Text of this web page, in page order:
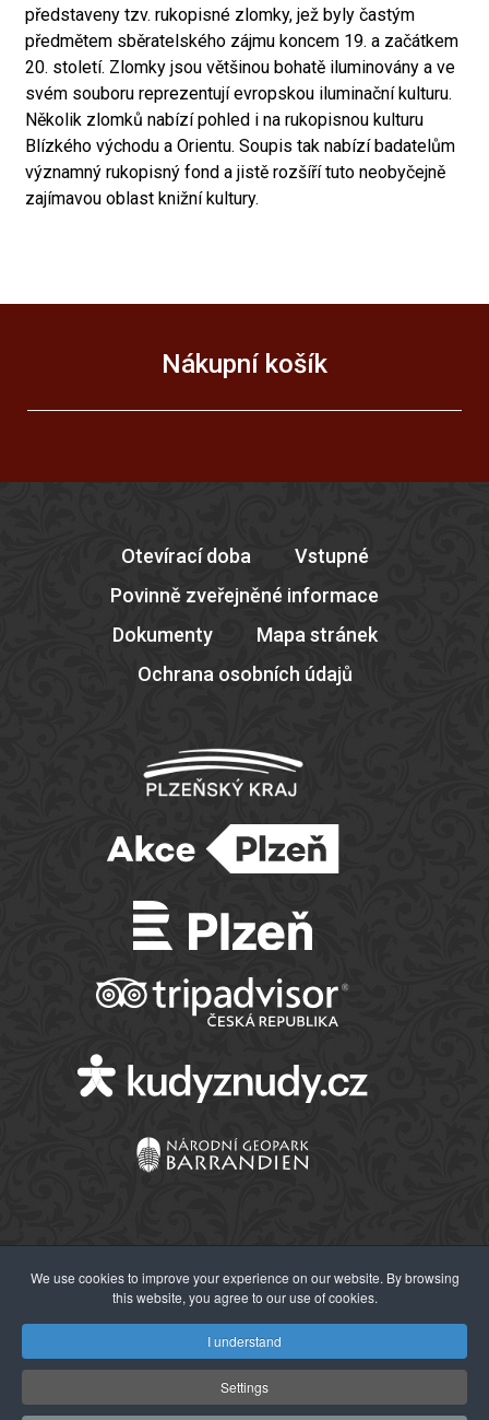
představeny tzv. rukopisné zlomky, jež byly častým
předmětem sběratelského zájmu koncem 19. a začátkem
20. století. Zlomky jsou většinou bohatě iluminovány a ve
svém souboru reprezentují evropskou iluminační kulturu.
Několik zlomků nabízí pohled i na rukopisnou kulturu
Blízkého východu a Orientu. Soupis tak nabízí badatelům
významný rukopisný fond a jistě rozšíří tuto neobyčejně
zajímavou oblast knižní kultury.
Nákupní košík
Otevírací doba
Vstupné
Povinně zveřejněné informace
Dokumenty
Mapa stránek
Ochrana osobních údajů
© 2026 Západočeské muzeum v Plzni
We use cookies to improve your experience on our website. By browsing
this website, you agree to our use of cookies.
I understand
Settings